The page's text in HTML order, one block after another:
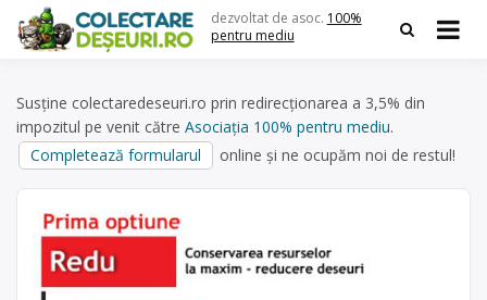
content
dezvoltat de asoc. 100%
pentru mediu
Susține colectaredeseuri.ro prin redirecționarea a 3,5% din
impozitul pe venit către Asociația 100% pentru mediu.
Completează formularul
online și ne ocupăm noi de restul!